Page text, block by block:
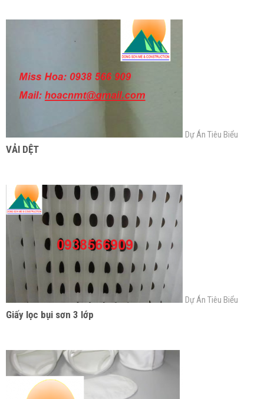
Dự Án Tiêu Biểu
VẢI DỆT
Dự Án Tiêu Biểu
Giấy lọc bụi sơn 3 lớp